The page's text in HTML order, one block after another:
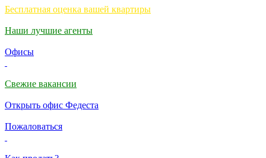
Бесплатная оценка вашей квартиры
Наши лучшие агенты
Офисы
Свежие вакансии
Открыть офис Федеста
Пожаловаться